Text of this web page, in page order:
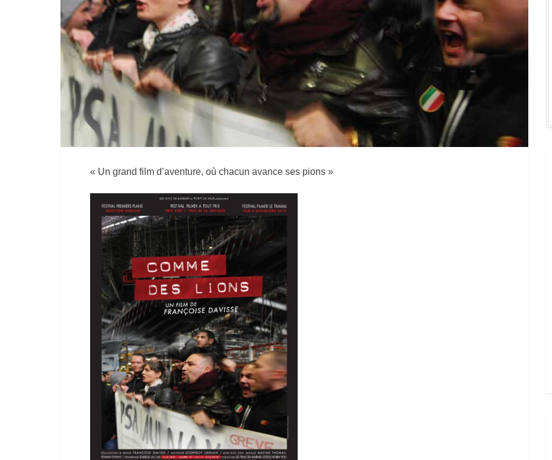
« Un grand film d’aventure, où chacun avance ses pions »